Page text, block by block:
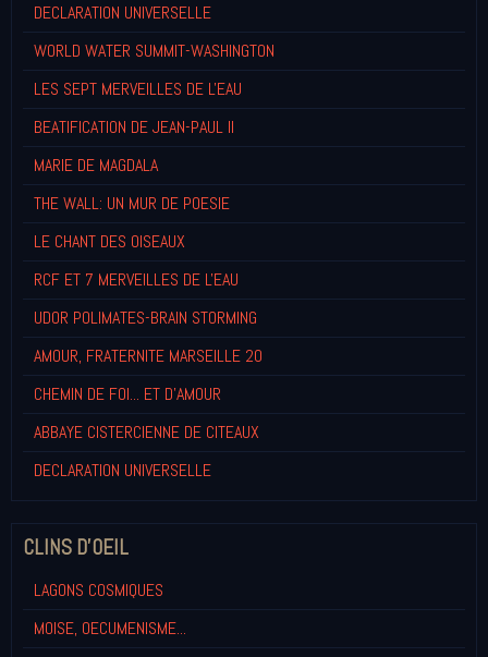
DECLARATION UNIVERSELLE
WORLD WATER SUMMIT-WASHINGTON
LES SEPT MERVEILLES DE L'EAU
BEATIFICATION DE JEAN-PAUL II
MARIE DE MAGDALA
THE WALL: UN MUR DE POESIE
LE CHANT DES OISEAUX
RCF ET 7 MERVEILLES DE L'EAU
UDOR POLIMATES-BRAIN STORMING
AMOUR, FRATERNITE MARSEILLE 20
CHEMIN DE FOI... ET D'AMOUR
ABBAYE CISTERCIENNE DE CITEAUX
DECLARATION UNIVERSELLE
CLINS D'OEIL
LAGONS COSMIQUES
MOISE, OECUMENISME...